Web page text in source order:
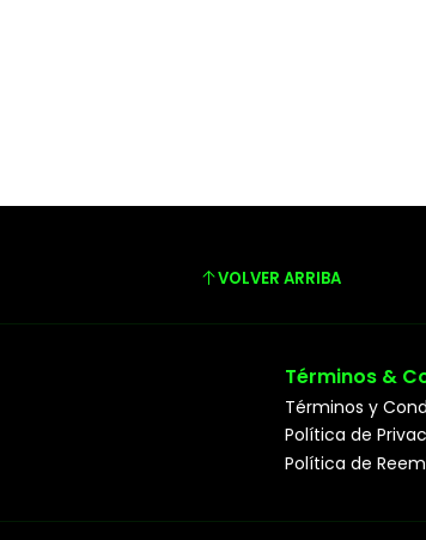
VOLVER ARRIBA
Términos &
Términos y
Política de
Política de